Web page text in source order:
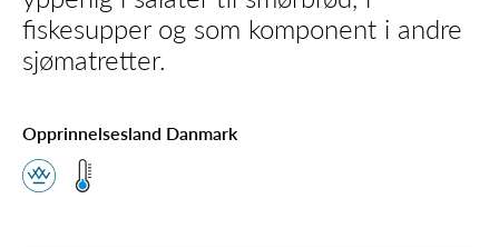
fiskesupper og som komponent i andre
sjømatretter.
Opprinnelsesland Danmark